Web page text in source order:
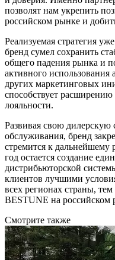
позволят нам укрепить
российском рынке и
Реализуемая стратегия
бренд сумел сохранить
общего падения рынка и
активного
других маркетинговых
способствует
лояльности.
Развивая свою дилерскую
обслуживания, бренд
стремится к дальнейшему
год остается создание
дистрибьюторской
клиентов лучшими
всех регионах страны,
BESTUNE на российском
Смотрите также